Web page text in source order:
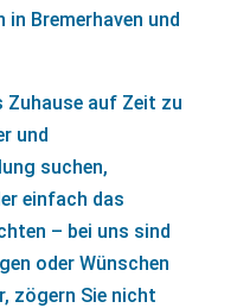
in Bremerhaven und
Zuhause auf Zeit zu
und
suchen,
einfach das
– bei uns sind
oder Wünschen
zögern Sie nicht